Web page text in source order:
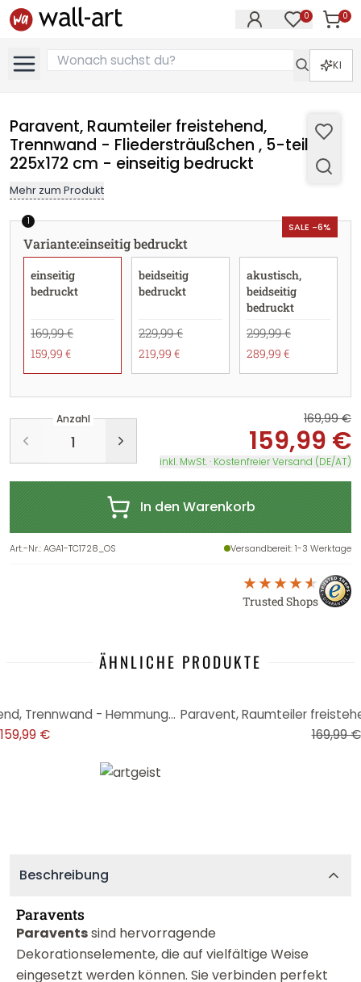
0 0
KI
Paravent, Raumteiler freistehend,
Trennwand - Fliedersträußchen , 5-teilig -
225x172 cm - einseitig bedruckt
Mehr zum Produkt
SALE -6%
1
Variante:einseitig bedruckt
einseitig
bedruckt
169,99 €
159,99 €
beidseitig
bedruckt
229,99 €
219,99 €
akustisch,
beidseitig
bedruckt
299,99 €
289,99 €
Anzahl 169,99 €
159,99 €
inkl. MwSt. · Kostenfreier Versand (DE/AT)
In den Warenkorb
Art.-Nr.:AGA1-TC1728_OS Versandbereit: 1-3 Werktage
Trusted Shops
ÄHNLICHE PRODUKTE
Paravent, Raumteiler freistehend, Trennwand - Hemmungsloses Abenteuer , 5-teilig - 225x172 cm
159,99 €
169,99 €
Beschreibung
Paravents
Paraventssind hervorragende
Dekorationselemente, die auf vielfältige Weise
eingesetzt werden können. Sie verbinden perfekt